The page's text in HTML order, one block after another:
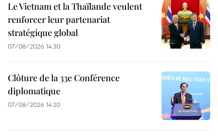
Le Vietnam et la Thaïlande veulent
renforcer leur partenariat
stratégique global
07/08/2026 14:30
Clôture de la 33e Conférence
diplomatique
07/08/2026 14:20